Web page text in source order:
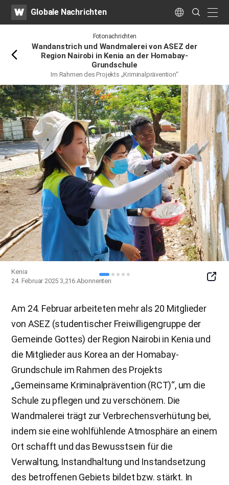
WATVGlobale Nachrichten Language
Search
Submit
Fotonachrichten
Wandanstrich und Wandmalerei von ASEZ der
Region Nairobi in Kenia an der Homabay-
Grundschule
Im Rahmen des Projekts „Kriminalprävention“
Kenia
24. Februar 2025 3,216 Abonnenten
SNS
Am 24. Februar arbeiteten mehr als 20 Mitglieder
von ASEZ (studentischer Freiwilligengruppe der
Gemeinde Gottes) der Region Nairobi in Kenia und
die Mitglieder aus Korea an der Homabay-
Grundschule im Rahmen des Projekts
„Gemeinsame Kriminalprävention (RCT)“, um die
Schule zu pflegen und zu verschönern. Die
Wandmalerei trägt zur Verbrechensverhütung bei,
indem sie eine wohlfühlende Atmosphäre an einem
Ort schafft und das Bewusstsein für die
Verwaltung, Instandhaltung und Instandsetzung
des betroffenen Gebiets bildet bzw. stärkt. In